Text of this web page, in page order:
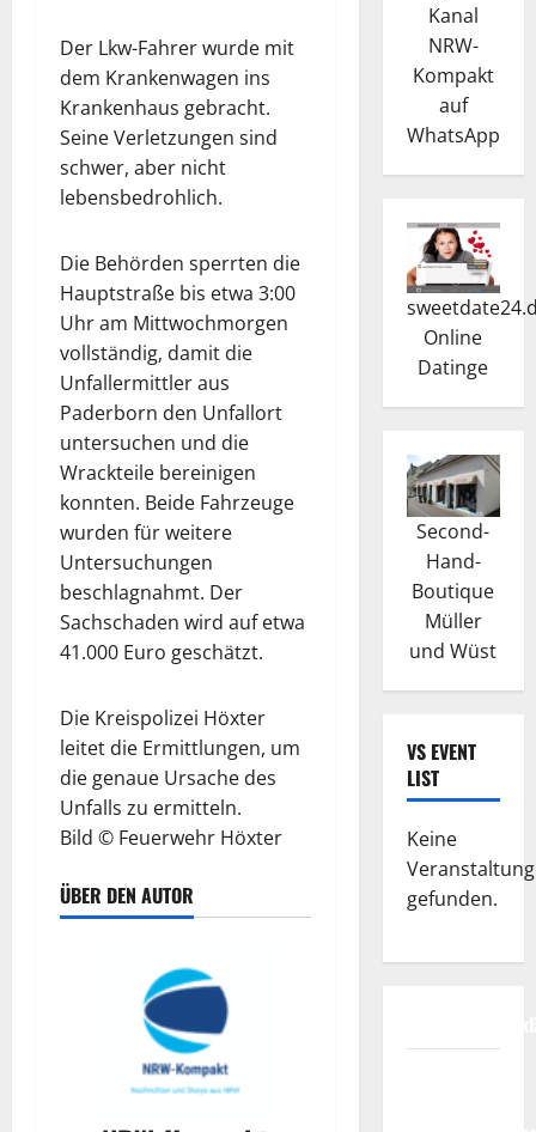
Der Lkw-Fahrer wurde mit
dem Krankenwagen ins
Krankenhaus gebracht.
Seine Verletzungen sind
schwer, aber nicht
lebensbedrohlich.
Die Behörden sperrten die
Hauptstraße bis etwa 3:00
Uhr am Mittwochmorgen
vollständig, damit die
Unfallermittler aus
Paderborn den Unfallort
untersuchen und die
Wrackteile bereinigen
konnten. Beide Fahrzeuge
wurden für weitere
Untersuchungen
beschlagnahmt. Der
Sachschaden wird auf etwa
41.000 Euro geschätzt.
Die Kreispolizei Höxter
leitet die Ermittlungen, um
die genaue Ursache des
Unfalls zu ermitteln.
Bild © Feuerwehr Höxter
ÜBER DEN AUTOR
Kanal
NRW-
Kompakt
auf
WhatsApp
Online
Datinge
Second-
Hand-
Boutique
Müller
und Wüst
VS EVENT
LIST
Keine
gefunden.